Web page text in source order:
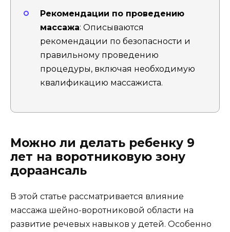
Рекомендации по проведению
массажа: Описываются
рекомендации по безопасности и
правильному проведению
процедуры, включая необходимую
квалификацию массажиста.
Можно ли делать ребенку 9
лет на воротниковую зону
дораансаль
В этой статье рассматривается влияние
массажа шейно-воротниковой области на
развитие речевых навыков у детей. Особенно